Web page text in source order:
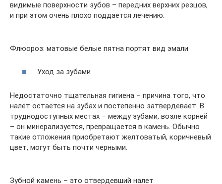
видимые поверхности зубов – передних верхних резцов,
и при этом очень плохо поддается лечению.
Флюороз: матовые белые пятна портят вид эмали
Уход за зубами
Недостаточно тщательная гигиена – причина того, что
налет остается на зубах и постепенно затвердевает. В
труднодоступных местах – между зубами, возле корней
– он минерализуется, превращается в камень. Обычно
такие отложения приобретают желтоватый, коричневый
цвет, могут быть почти черными.
Зубной камень – это отвердевший налет